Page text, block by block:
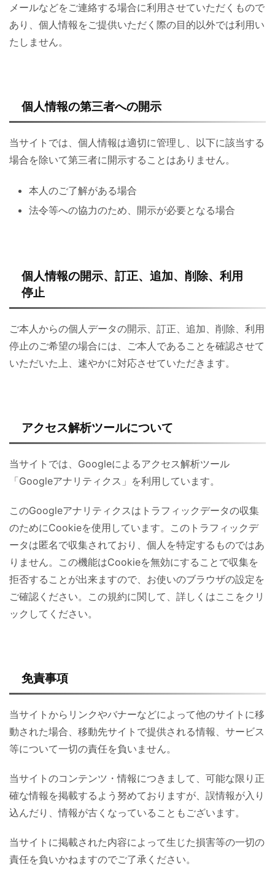
メールなどをご連絡する場合に利用させていただくもので
あり、個人情報をご提供いただく際の目的以外では利用い
たしません。
個人情報の第三者への開示
当サイトでは、個人情報は適切に管理し、以下に該当する
場合を除いて第三者に開示することはありません。
本人のご了解がある場合
法令等への協力のため、開示が必要となる場合
個人情報の開示、訂正、追加、削除、利用
停止
ご本人からの個人データの開示、訂正、追加、削除、利用
停止のご希望の場合には、ご本人であることを確認させて
いただいた上、速やかに対応させていただきます。
アクセス解析ツールについて
当サイトでは、Googleによるアクセス解析ツール
「Googleアナリティクス」を利用しています。
このGoogleアナリティクスはトラフィックデータの収集
のためにCookieを使用しています。このトラフィックデ
ータは匿名で収集されており、個人を特定するものではあ
りません。この機能はCookieを無効にすることで収集を
拒否することが出来ますので、お使いのブラウザの設定を
ご確認ください。この規約に関して、詳しくはここをクリ
ックしてください。
免責事項
当サイトからリンクやバナーなどによって他のサイトに移
動された場合、移動先サイトで提供される情報、サービス
等について一切の責任を負いません。
当サイトのコンテンツ・情報につきまして、可能な限り正
確な情報を掲載するよう努めておりますが、誤情報が入り
込んだり、情報が古くなっていることもございます。
当サイトに掲載された内容によって生じた損害等の一切の
責任を負いかねますのでご了承ください。